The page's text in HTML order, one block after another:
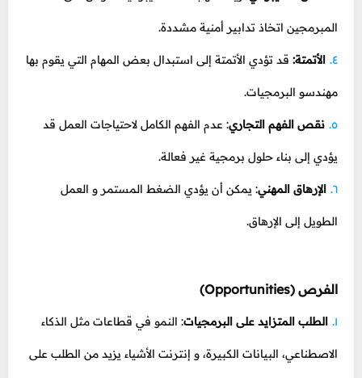
المبرمجين اتخاذ تدابير أمنية مشددة.
الأتمتة: قد تؤدي الأتمتة إلى استبدال بعض المهام التي يقوم بها
مهندسو البرمجيات.
نقص الفهم التجاري: عدم الفهم الكامل لاحتياجات العمل قد
يؤدي إلى بناء حلول برمجية غير فعالة.
الإرهاق المهني: يمكن أن يؤدي الضغط المستمر و العمل
الطويل إلى الإرهاق.
الفرص (Opportunities)
الطلب المتزايد على البرمجيات: النمو في قطاعات مثل الذكاء
الاصطناعي، البيانات الكبيرة، و إنترنت الأشياء يزيد من الطلب على